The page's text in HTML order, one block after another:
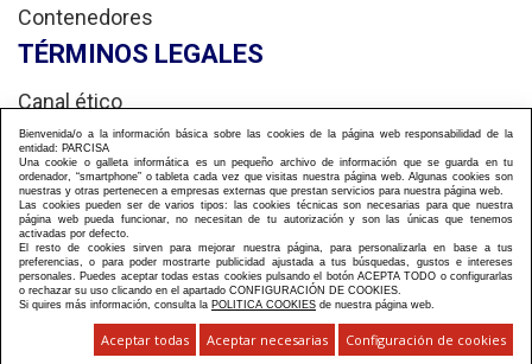
Contenedores
TÉRMINOS LEGALES
Canal ético
Aviso legal
Política privacidad
Política de cookies
Diseñado y desarrollado por tu equipo Imedia comunicación 🚀
Bienvenida/o a la información básica sobre las cookies de la página web responsabilidad de la
entidad: PARCISA
Una cookie o galleta informática es un pequeño archivo de información que se guarda en tu
ordenador, “smartphone” o tableta cada vez que visitas nuestra página web. Algunas cookies son
nuestras y otras pertenecen a empresas externas que prestan servicios para nuestra página web.
Las cookies pueden ser de varios tipos: las cookies técnicas son necesarias para que nuestra
página web pueda funcionar, no necesitan de tu autorización y son las únicas que tenemos
activadas por defecto.
El resto de cookies sirven para mejorar nuestra página, para personalizarla en base a tus
preferencias, o para poder mostrarte publicidad ajustada a tus búsquedas, gustos e intereses
personales. Puedes aceptar todas estas cookies pulsando el botón ACEPTA TODO o configurarlas
o rechazar su uso clicando en el apartado CONFIGURACIÓN DE COOKIES.
Si quires más información, consulta la POLITICA COOKIES de nuestra página web.
Aceptar todas Aceptar necesarias Configuración de cookies